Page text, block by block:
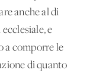
anche al di
e
a comporre le
di quanto